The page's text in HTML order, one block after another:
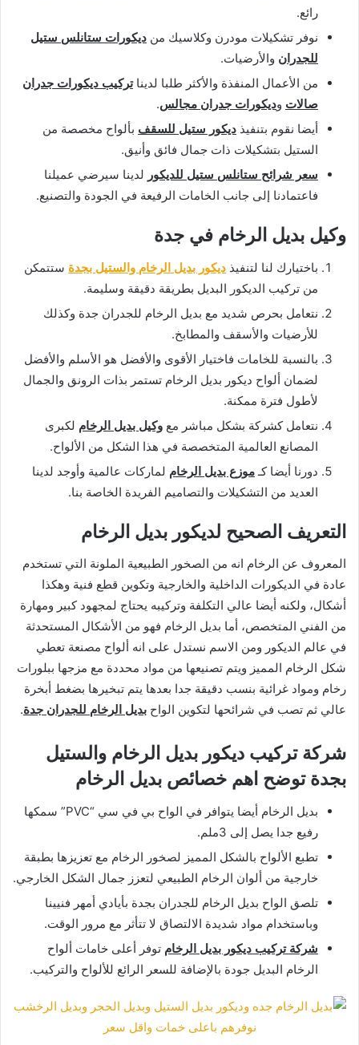
رائع.
نوفر تشكيلات مودرن وكلاسيك من ديكورات ستانلس ستيل
للجدران والأرضيات.
من الأعمال المنفذة والأكثر طلبا لديناتركيب ديكورات جدران
صالات وديكورات جدران مجالس.
أيضا نقوم بتنفيذ ديكور ستيل للسقف بألواح مخصصة من
الستيل بتشكيلات ذات جمال فائق وأنيق.
سعر شرائح ستانلس ستيل للديكور لدينا سيرضي عميلنا
فاعتمادنا إلى جانب الخامات الرفيعة في الجودة والتصنيع.
وكيل بديل الرخام في جدة
باختيارك لنا لتنفيذ ديكور بديل الرخام والستيل بجدة ستتمكن
من تركيب الديكور البديل بطريقة دقيقة وسليمة.
نتعامل بحرص شديد مع بديل الرخام للجدران جدة وكذلك
للأرضيات والأسقف والمطابخ.
بالنسبة للخامات فاختيار الأقوى والأفضل هو الأسلم والأفضل
لضمان ألواح ديكور بديل الرخام تستمر بذات الرونق والجمال
لأطول فترة ممكنة.
نتعامل كشركة بشكل مباشر مع وكيل بديل الرخام لكبرى
المصانع العالمية المتخصصة في هذا الشكل من الألواح.
دورنا أيضا كـ موزع بديل الرخام لماركات عالمية وأوجد لدينا
العديد من التشكيلات والتصاميم الفريدة الخاصة بنا.
التعريف الصحيح لديكور بديل الرخام
المعروف عن الرخام انه من الصخور الطبيعية الملونة التي تستخدم
عادة في الديكورات الداخلية والخارجية وتكوين قطع فنية وهكذا
أشكال، ولكنه أيضا عالي التكلفة وتركيبه يحتاج لمجهود كبير ومهارة
من الفني المتخصص، أما بديل الرخام فهو من الأشكال المستحدثة
في عالم الديكور ومن الاسم نستدل على انه ألواح مصنعة تعطي
شكل الرخام المميز ويتم تصنيعها من مواد محددة مع مزجها ببلورات
رخام ومواد غرائية بنسب دقيقة جدا بعدها يتم تبخيرها بضغط أبخرة
عالي ثم تصب في شرائحها لتكوين الواح بديل الرخام للجدران جدة.
شركة تركيب ديكور بديل الرخام والستيل
بجدة توضح اهم خصائص بديل الرخام
بديل الرخام أيضا يتوافر في الواح بي في سي “PVC” سمكها
رفيع جدا يصل إلى 3ملم.
تطبع الألواح بالشكل المميز لصخور الرخام مع تعزيزها بطبقة
خارجية من ألوان الرخام الطبيعي لتعزز جمال الشكل الخارجي.
تلصق الواح بديل الرخام للجدران بجدة بأيادي أمهر فنيينا
وباستخدام مواد شديدة الالتصاق لا تتأثر مع مرور الوقت.
شركة تركيب ديكور بديل الرخام توفر أعلى خامات ألواح
الرخام البديل جودة بالإضافة للسعر الرائع للألواح والتركيب.